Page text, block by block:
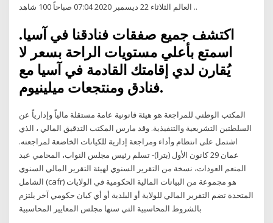
العالم الثلاثاء 22 ديسمبر 2020 07:04 صباحاً 100 شاهد ..
اكتشف جميع صفقات فنادقنا في آسيا.
اسمتع بأعلي مستويات الراحة بسعر لا
يُقارن لدي إقامتك القادمة في آسيا مع
فنادق ومنتجعات ميلينيوم.
المكتب الوطني للمراجعة هو هيئة قانونية عامة مستقلة مالياً وإدارياً عن
السلطتين التشريعية والتنفيذية. وقد مارس المكتب التدقيق المالي ، الذي
اشتمل على انتظام وأداء ومراجعة إدارية للكيانات الخاضعة لمراجعته.
عمان 29 كانون الأول (بترا)- تسلم رئيس مجلس النواب، المحامي عبد
المنعم العودات، نسخة من التقرير السنوي لهيئة التقرير المالي السنوي
الشامل (cafr) هو مجموعة من البيانات المالية الحكومية في الولايات
المتحدة تضم التقرير المالي للولاية أو البلدية أو أي كيان حكومي آخر يلتزم
بالشروط المحاسبية التي سنها مجلس المعايير المحاسبية